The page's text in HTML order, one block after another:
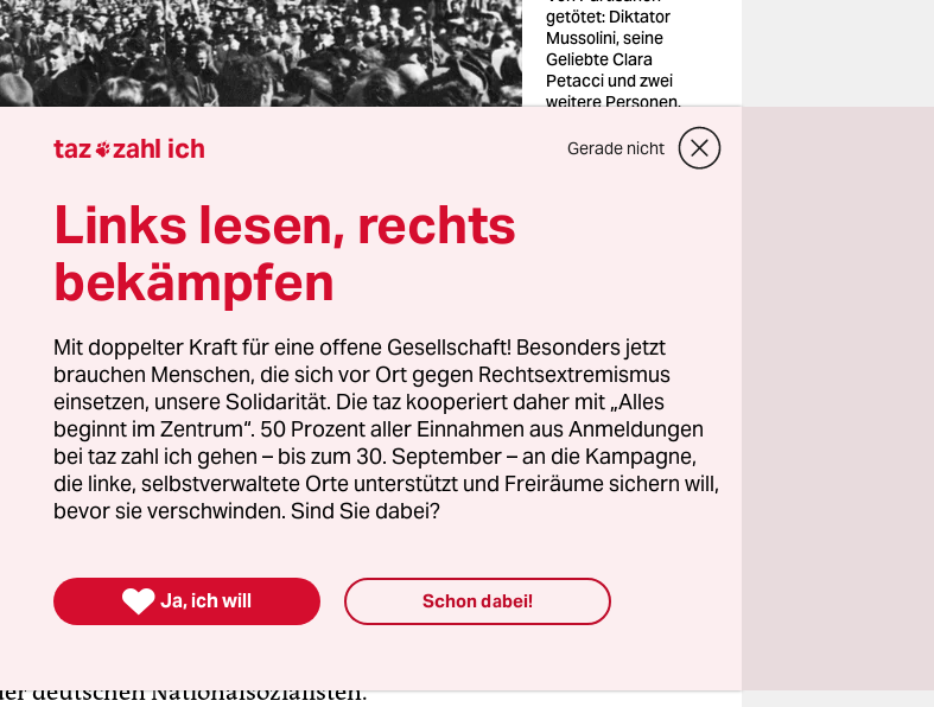
getötet: Diktator
Mussolini, seine
Geliebte Clara
Petacci und zwei
weitere Personen.
Mailand am 29. April
1945
am 29. April 1945, an einer Tankstelle in
war seit Mitte der 1920er Jahre der „Duce“,
Faschismus. Italienische kommunistische
seiner versuchten Flucht in Italien am Comer
Geliebten Clara Petacci gefangengenommen
Sterben vieler Ita­lie­ne­r*in­nen bestimmte. Er
etliche Kolonialkriege, beging dabei
deutschen Nationalsozialisten.
taz zahl ich Gerade nicht
Links lesen, rechts
bekämpfen
Mit doppelter Kraft für eine offene Gesellschaft! Besonders jetzt
brauchen Menschen, die sich vor Ort gegen Rechtsextremismus
einsetzen, unsere Solidarität. Die taz kooperiert daher mit „Alles
beginnt im Zentrum“. 50 Prozent aller Einnahmen aus Anmeldungen
bei taz zahl ich gehen – bis zum 30. September – an die Kampagne,
die linke, selbstverwaltete Orte unterstützt und Freiräume sichern will,
bevor sie verschwinden. Sind Sie dabei?
 Ja, ich will Schon dabei!